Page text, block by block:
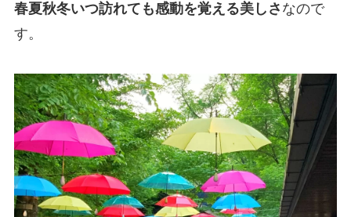
春夏秋冬いつ訪れても感動を覚える美しさ なので
す。